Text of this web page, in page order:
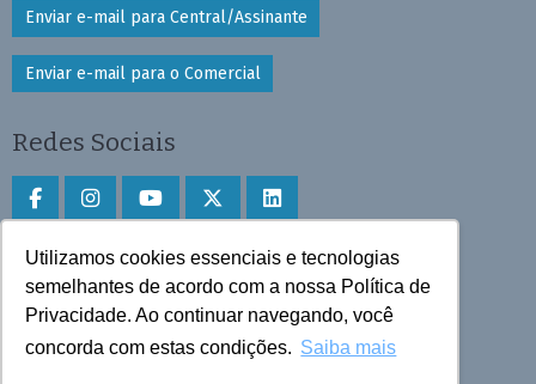
Utilizamos cookies essenciais e tecnologias
semelhantes de acordo com a nossa Política de
Privacidade. Ao continuar navegando, você
concorda com estas condições. Saiba mais
Enviar e-mail para Central/Assinante
Enviar e-mail para o Comercial
Redes Sociais
Faça download do aplicativo
Play Store e App Store